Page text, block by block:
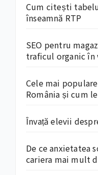
Cum citești
înseamnă RTP
SEO pentru
traficul organic în
Cele mai
România și cum
Învață elevii
De ce anxietatea
cariera mai mult